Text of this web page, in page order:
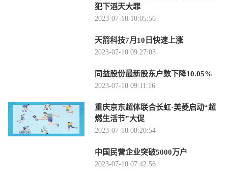
犯下滔天大罪
2023-07-10 10:05:56
天箭科技7月10日快速上涨
2023-07-10 09:27:03
同益股份最新股东户数下降10.05%
2023-07-10 09:11:16
重庆京东超体联合长虹·美菱启动“超
燃生活节”大促
2023-07-10 08:20:54
中国民营企业突破5000万户
2023-07-10 07:42:56